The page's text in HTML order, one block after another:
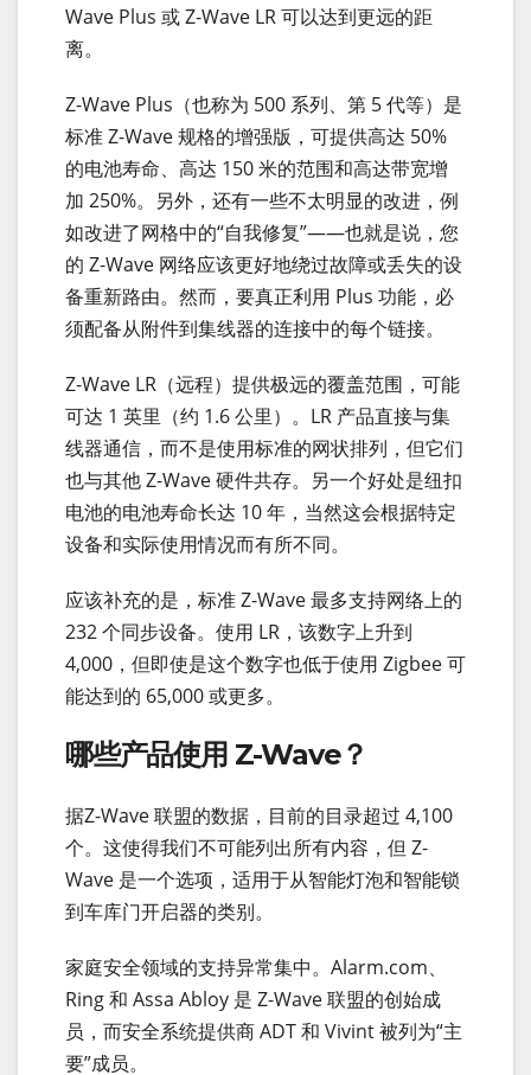
Wave Plus 或 Z-Wave LR 可以达到更远的距
离。
Z-Wave Plus（也称为 500 系列、第 5 代等）是
标准 Z-Wave 规格的增强版，可提供高达 50%
的电池寿命、高达 150 米的范围和高达带宽增
加 250%。另外，还有一些不太明显的改进，例
如改进了网格中的“自我修复”——也就是说，您
的 Z-Wave 网络应该更好地绕过故障或丢失的设
备重新路由。然而，要真正利用 Plus 功能，必
须配备从附件到集线器的连接中的每个链接。
Z-Wave LR（远程）提供极远的覆盖范围，可能
可达 1 英里（约 1.6 公里）。LR 产品直接与集
线器通信，而不是使用标准的网状排列，但它们
也与其他 Z-Wave 硬件共存。另一个好处是纽扣
电池的电池寿命长达 10 年，当然这会根据特定
设备和实际使用情况而有所不同。
应该补充的是，标准 Z-Wave 最多支持网络上的
232 个同步设备。使用 LR，该数字上升到
4,000，但即使是这个数字也低于使用 Zigbee 可
能达到的 65,000 或更多。
哪些产品使用 Z-Wave？
据Z-Wave 联盟的数据，目前的目录超过 4,100
个。这使得我们不可能列出所有内容，但 Z-
Wave 是一个选项，适用于从智能灯泡和智能锁
到车库门开启器的类别。
家庭安全领域的支持异常集中。Alarm.com、
Ring 和 Assa Abloy 是 Z-Wave 联盟的创始成
员，而安全系统提供商 ADT 和 Vivint 被列为“主
要”成员。